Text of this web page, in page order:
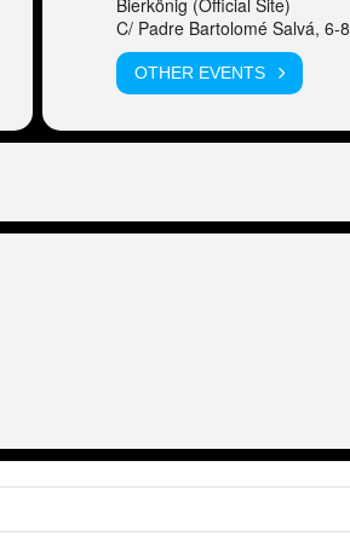
C/ Padre Bartolomé Salvá, 6-8
OTHER EVENTS
(Mallorca) [ZbKBxp84g]